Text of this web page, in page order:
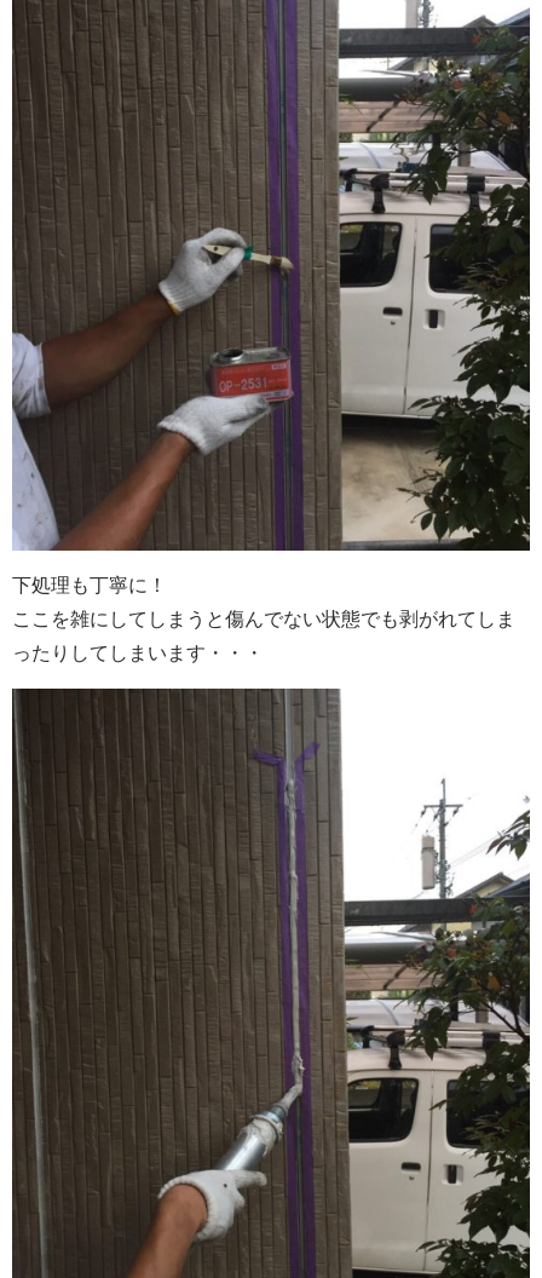
下処理も丁寧に！
ここを雑にしてしまうと傷んでない状態でも剥がれてしま
ったりしてしまいます・・・